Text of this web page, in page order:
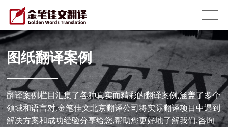
图纸翻译案例
翻译案例栏目汇集了各种真实而精彩的翻译案例,涵盖了多个
领域和语言对,金笔佳文北京翻译公司将实际翻译项目中遇到
解决方案和成功经验分享给您,帮助您更好地了解我们.咨询